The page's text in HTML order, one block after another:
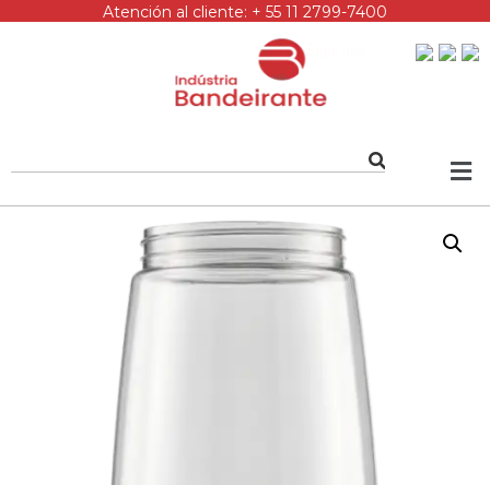
Atención al cliente: + 55 11 2799-7400